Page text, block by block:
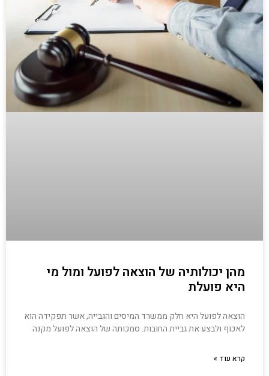
מהן יכולותיה של הוצאה לפועל ומול מי
היא פועלת
הוצאה לפועל היא חלק ממשרד המיסים והגבייה, אשר תפקידה הוא
לאכוף ולבצע את גביית החובות. סמכותה של הוצאה לפועל מקנה
קרא עוד »